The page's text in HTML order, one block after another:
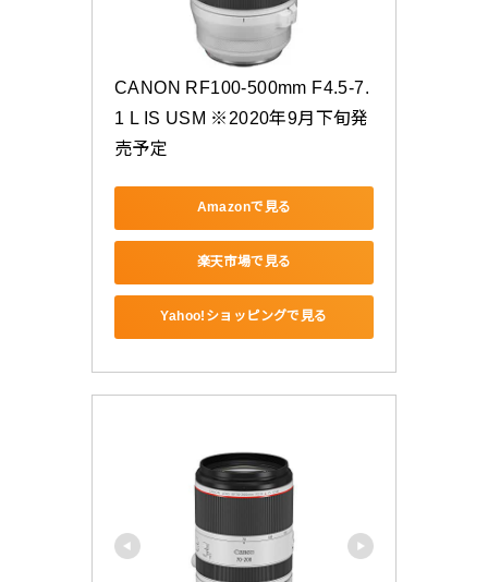
CANON RF100-500mm F4.5-7.
1 L IS USM ※2020年9月下旬発
売予定
Amazonで見る
楽天市場で見る
Yahoo!ショッピングで見る